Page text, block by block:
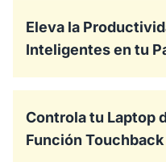
Eleva la
Inteligentes en tu
Controla tu Laptop
Función Touchback